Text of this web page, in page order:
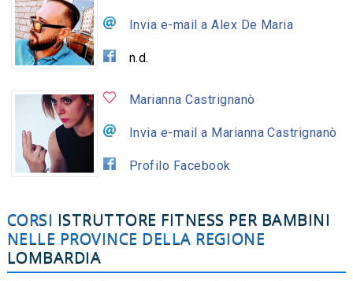
Invia e-mail a Alex De Maria
n.d.
Marianna Castrignanò
Invia e-mail a Marianna Castrignanò
Profilo Facebook
CORSI ISTRUTTORE FITNESS PER BAMBINI
NELLE PROVINCE DELLA REGIONE
LOMBARDIA